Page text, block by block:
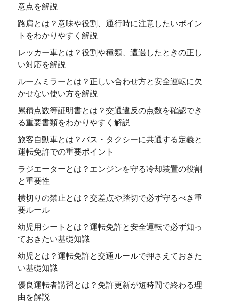
意点を解説
路肩とは？意味や役割、通行時に注意したいポイン
トをわかりやすく解説
レッカー車とは？役割や種類、遭遇したときの正し
い対応を解説
ルームミラーとは？正しい合わせ方と安全運転に欠
かせない使い方を解説
累積点数等証明書とは？交通違反の点数を確認でき
る重要書類をわかりやすく解説
旅客自動車とは？バス・タクシーに共通する定義と
運転免許での重要ポイント
ラジエーターとは？エンジンを守る冷却装置の役割
と重要性
横切りの禁止とは？交差点や踏切で必ず守るべき重
要ルール
幼児用シートとは？運転免許と安全運転で必ず知っ
ておきたい基礎知識
幼児とは？運転免許と交通ルールで押さえておきた
い基礎知識
優良運転者講習とは？免許更新が短時間で終わる理
由を解説